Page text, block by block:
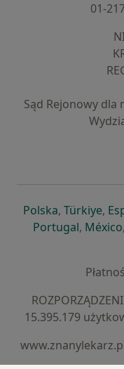
01-
Sąd Rejonowy dla
Polskaotwiera się
, Türkiye,
Portugalotwiera
, México,
15.395.179